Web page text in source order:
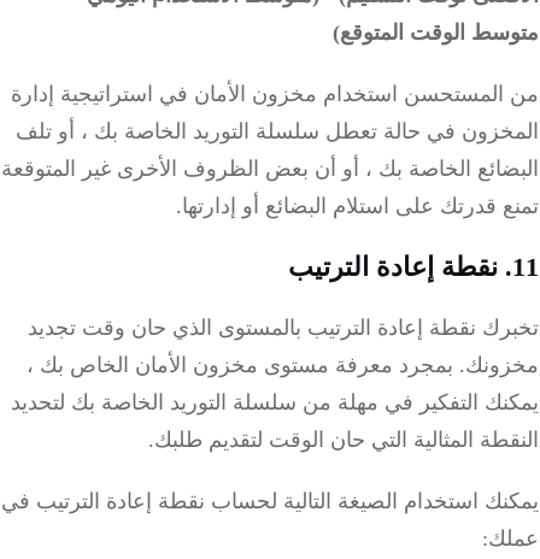
الوقت المتوقع)
استخدام مخزون الأمان في استراتيجية إدارة
في حالة تعطل سلسلة التوريد الخاصة بك ، أو تلف
الخاصة بك ، أو أن بعض الظروف الأخرى غير المتوقعة
قدرتك على استلام البضائع أو إدارتها.
نقطة إعادة الترتيب بالمستوى الذي حان وقت تجديد
بمجرد معرفة مستوى مخزون الأمان الخاص بك ،
التفكير في مهلة من سلسلة التوريد الخاصة بك لتحديد
المثالية التي حان الوقت لتقديم طلبك.
استخدام الصيغة التالية لحساب نقطة إعادة الترتيب في